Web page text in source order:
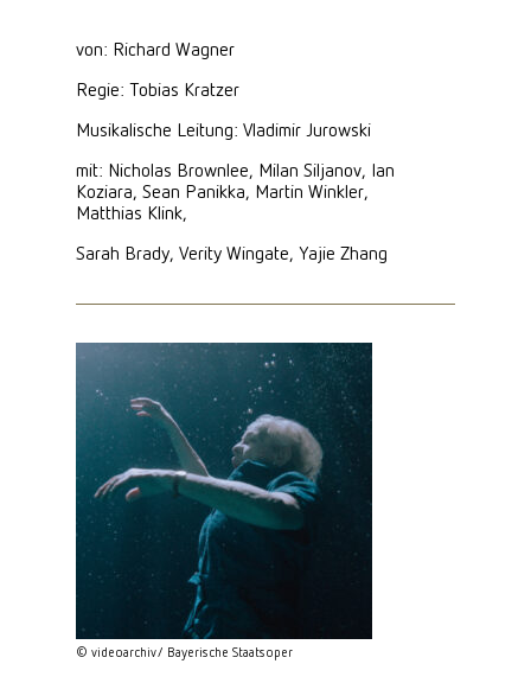
von: Richard Wagner
Regie: Tobias Kratzer
Musikalische Leitung: Vladimir Jurowski
mit: Nicholas Brownlee, Milan Siljanov, Ian
Koziara, Sean Panikka, Martin Winkler,
Matthias Klink,
Sarah Brady, Verity Wingate, Yajie Zhang
© videoarchiv/ Bayerische Staatsoper